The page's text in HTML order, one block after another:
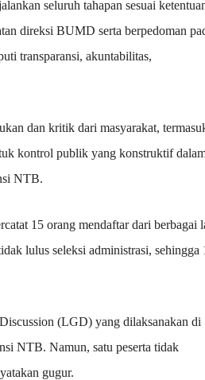
seluruh tahapan sesuai
direksi BUMD serta berpedoman
transparansi, akuntabilitas,
dan kritik dari masyarakat,
kontrol publik yang konstruktif
NTB.
15 orang mendaftar dari berbagai
lulus seleksi administrasi, sehingga
(LGD) yang dilaksanakan di
NTB. Namun, satu peserta tidak
gugur.